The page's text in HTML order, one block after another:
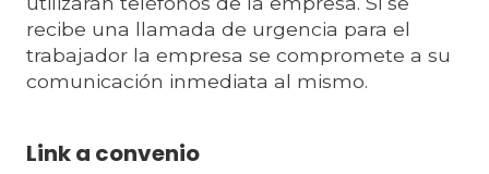
recibe una llamada de urgencia para el
trabajador la empresa se compromete a su
comunicación inmediata al mismo.
Link a convenio